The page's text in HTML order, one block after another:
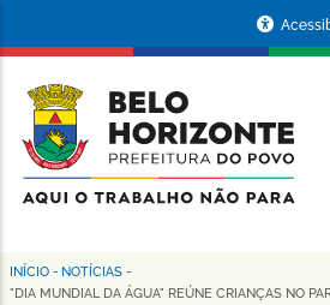
conteúdo
principal
da
Prefeitura
de
Horizonte
Trilha
INÍCIO - NOTÍCIAS -
"DIA MUNDIAL DA ÁGUA" REÚNE CRIANÇAS NO